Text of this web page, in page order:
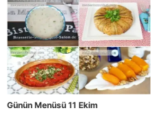
Günün Menüsü 11 Ekim